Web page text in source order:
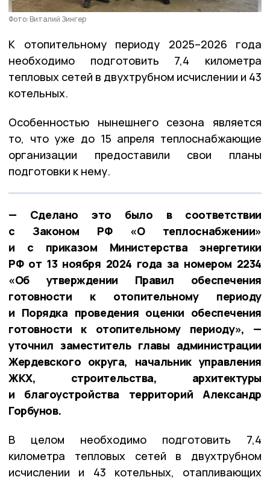
Фото: Виталий Зингер
К отопительному периоду 2025–2026 года
необходимо подготовить 7,4 километра
тепловых сетей в двухтрубном исчислении и 43
котельных.
Особенностью нынешнего сезона является
то, что уже до 15 апреля теплоснабжающие
организации предоставили свои планы
подготовки к нему.
— Сделано это было в соответствии
с Законом РФ «О теплоснабжении»
и с приказом Министерства энергетики
РФ от 13 ноября 2024 года за номером 2234
«Об утверждении Правил обеспечения
готовности к отопительному периоду
и Порядка проведения оценки обеспечения
готовности к отопительному периоду», —
уточнил заместитель главы администрации
Жердевского округа, начальник управления
ЖКХ, строительства, архитектуры
и благоустройства территорий Александр
Горбунов.
В целом необходимо подготовить 7,4
километра тепловых сетей в двухтрубном
исчислении и 43 котельных, отапливающих